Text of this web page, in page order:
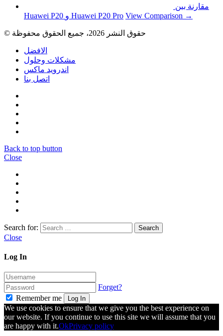
مقارنة بين
Huawei P20 و Huawei P20 Pro View Comparison →
الافضل
مشكلات وحلول
اندرويد ماكس
اتصل بنا
Back to top button
Close
Search for:
Close
Log In
Forget?
Remember me
Log In
We use cookies to ensure that we give you the best experience on
our website. If you continue to use this site we will assume that you
are happy with it.OkPrivacy policy